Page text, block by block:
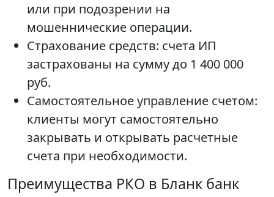
или при подозрении на
мошеннические операции.
Страхование средств: счета ИП
застрахованы на сумму до 1 400 000
руб.
Самостоятельное управление счетом:
клиенты могут самостоятельно
закрывать и открывать расчетные
счета при необходимости.
Преимущества РКО в Бланк банк